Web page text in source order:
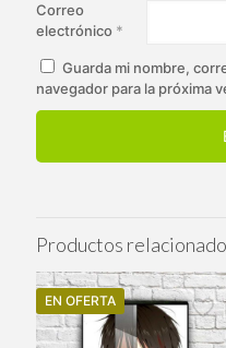
Correo
electrónico *
Guarda mi nombre,
navegador para la próxima
Productos
EN OFERTA